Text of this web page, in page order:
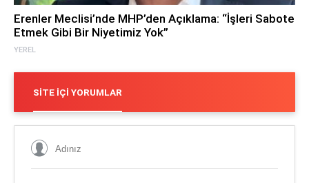
YEREL
Erenler Meclisi’nde MHP’den Açıklama: “İşleri Sabote
Etmek Gibi Bir Niyetimiz Yok”
SITE İÇI YORUMLAR